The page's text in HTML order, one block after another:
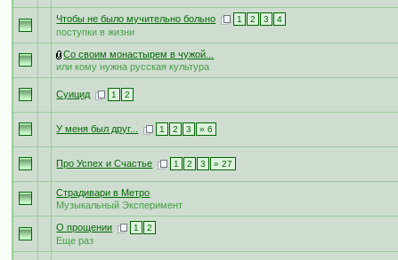
Чтобы не было мучительно больно 1 2 3 4
поступки в жизни
Со своим монастырем в чужой...
или кому нужна русская культура
Суицид 1 2
У меня был друг... 1 2 3 » 6
Про Успех и Счастье 1 2 3 » 27
Страдивари в Метро
Музыкальный Эксперимент
О прощении 1 2
Еще раз